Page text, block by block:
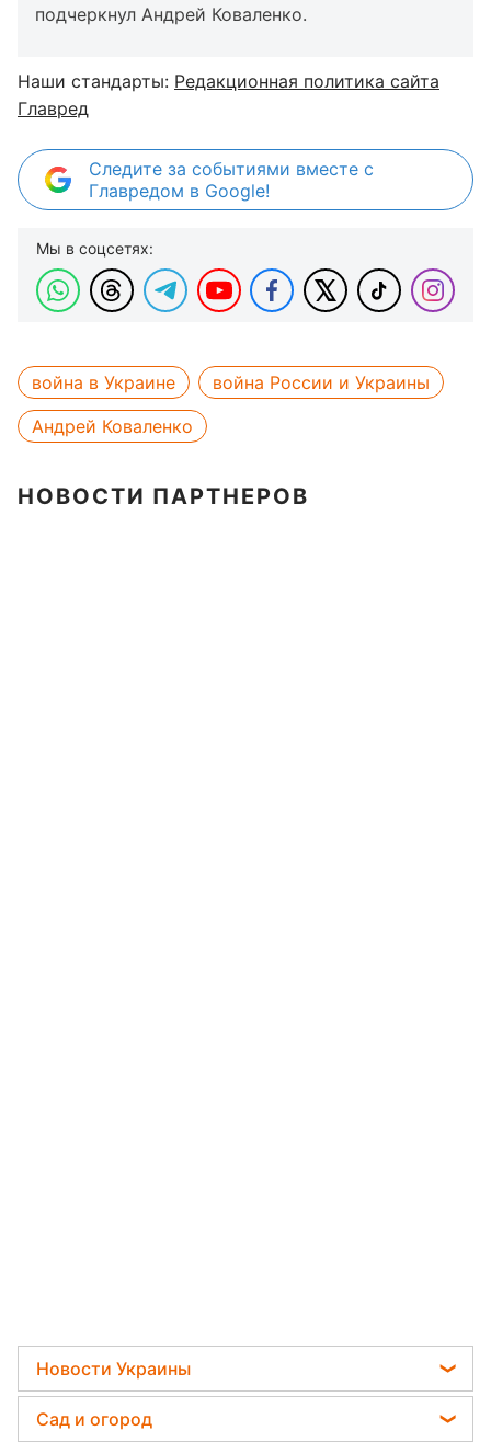
подчеркнул Андрей Коваленко.
Наши стандарты: Редакционная политика сайта
Главред
Следите за событиями вместе с
Главредом в Google!
Мы в соцсетях:
война в Украине
война России и Украины
Андрей Коваленко
НОВОСТИ ПАРТНЕРОВ
Новости Украины
Мобилизация
Сад и огород